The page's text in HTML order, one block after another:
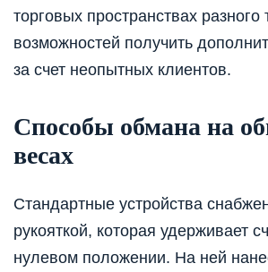
торговых пространствах разного
возможностей получить
за счет неопытных клиентов.
Способы обмана на
весах
Стандартные устройства
рукояткой, которая удерживает
нулевом положении. На ней